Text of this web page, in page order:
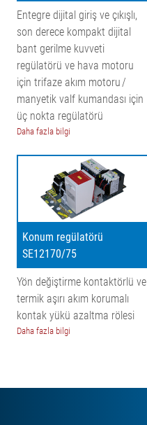
Entegre dijital giriş ve çıkışlı,
son derece kompakt dijital
bant gerilme kuvveti
regülatörü ve hava motoru
için trifaze akım motoru /
manyetik valf kumandası için
üç nokta regülatörü
Daha fazla bilgi
Konum regülatörü
SE12170/75
Yön değiştirme kontaktörlü ve
termik aşırı akım korumalı
kontak yükü azaltma rölesi
Daha fazla bilgi